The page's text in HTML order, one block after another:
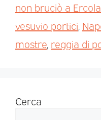
non bruciò a
vesuvio portici,
mostre, reggia di
Cerca